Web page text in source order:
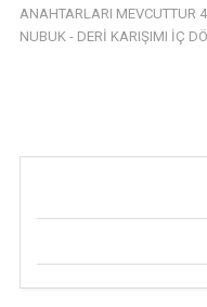
ANAHTARLARI MEVCUTTUR
NUBUK - DERİ KARIŞIMI İÇ